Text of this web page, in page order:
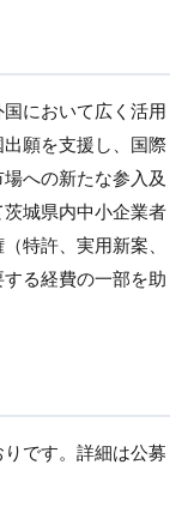
において広く活用
願を支援し、国際
への新たな参入及
城県内中小企業者
特許、実用新案、
る経費の一部を助
です。詳細は公募